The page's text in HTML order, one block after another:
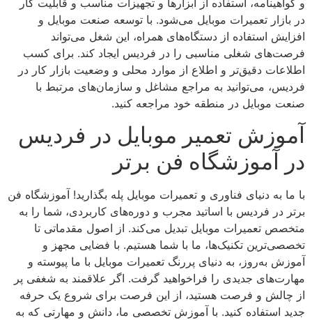
و گواهینامه، استفاده از ابزارها و تجهیزات مناسب و قابلیت کار
در بازار تعمیرات موبایل می‌شود. با توسعه صنعت موبایل و
افزایش استفاده از دستگاه‌های همراه، این شغل می‌تواند
فرصت‌های شغلی مناسبی را در فردیس ایجاد کند. برای کسب
اطلاعات دقیق‌تر و اطلاع از موارد محلی و وضعیت بازار کار در
فردیس، می‌توانید به مراجع مشاغل و سازمان‌های مرتبط با
صنعت موبایل در منطقه خود مراجعه کنید.
آموزش تعمیر موبایل در فردیس
در آموزشگاه فن برتر
با ما به دنیای فناوری و تعمیرات موبایل پله بگذارید! آموزشگاه فن
برتر در فردیس با اساتید مجرب و دوره‌های کاربردی، شما را به
متخصص تعمیرات موبایل تبدیل می‌کند. از اصول مقدماتی تا
تخصصی‌ترین تکنیک‌ها، ما با شما هستیم. با فضایی مجهز و
آموزش به‌روز، به دنیای پررنگ تعمیرات موبایل با ما پیوسته و
مهارت‌های جدیدی را فراخواهید گرفت. اگر علاقمند به شغفی پر
از چالش و فرصت هستید، از این فرصت برای شروع یک حرفه
جدید استفاده کنید. با آموزش تخصصی ما، دانش و مهارتی که به